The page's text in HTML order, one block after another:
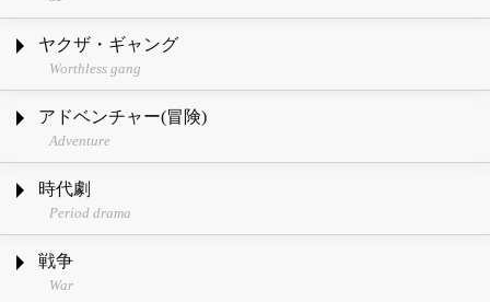
ヤクザ・ギャング
Worthless gang
アドベンチャー(冒険)
Adventure
時代劇
Period drama
戦争
War